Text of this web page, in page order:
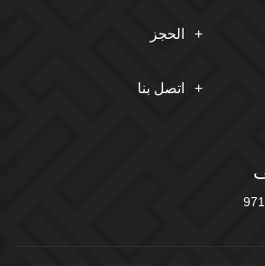
الحجز
اتصل بنا